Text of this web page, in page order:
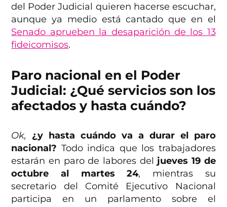
del Poder Judicial quieren hacerse escuchar,
aunque ya medio está cantado que en el
Senado aprueben la desaparición de los 13
fideicomisos.
Paro nacional en el Poder
Judicial: ¿Qué servicios son los
afectados y hasta cuándo?
Ok,
¿y hasta cuándo va a durar el paro
nacional? Todo indica que los trabajadores
estarán en paro de labores del jueves 19 de
octubre al martes 24, mientras su
secretario del Comité Ejecutivo Nacional
participa en un parlamento sobre el